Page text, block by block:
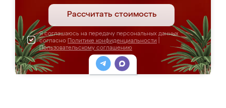
Рассчитать стоимость
Я соглашаюсь на передачу персональных данных
согласно Политике конфиденциальности
Пользовательскому соглашению